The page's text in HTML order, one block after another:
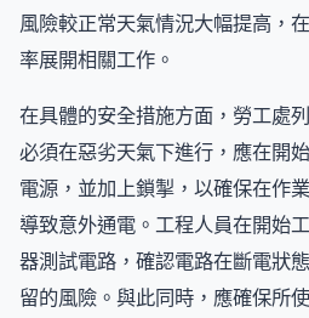
風險較正常天氣情況大幅提高，
率展開相關工作。
在具體的安全措施方面，勞工處
必須在惡劣天氣下進行，應在開
電源，並加上鎖掣，以確保在作
導致意外通電。工程人員在開始
器測試電路，確認電路在斷電狀
留的風險。與此同時，應確保所